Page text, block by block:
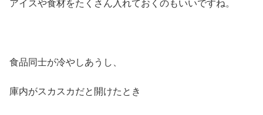
アイスや食材をたくさん入れておくのもいいですね。
食品同士が冷やしあうし、
庫内がスカスカだと開けたとき